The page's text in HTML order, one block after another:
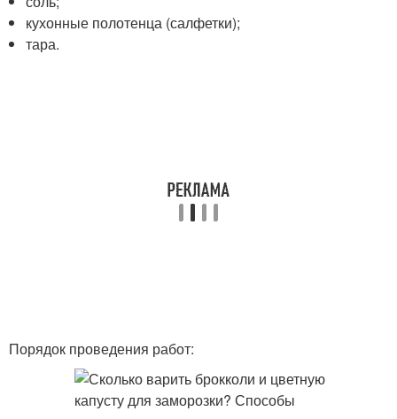
кухонные полотенца (салфетки);
тара.
Порядок проведения работ: